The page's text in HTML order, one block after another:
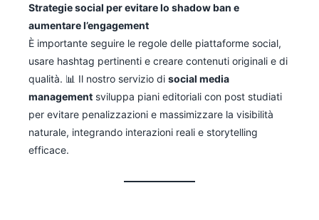
Strategie social per evitare lo shadow ban e
aumentare l’engagement
È importante seguire le regole delle piattaforme social,
usare hashtag pertinenti e creare contenuti originali e di
qualità. 📊 Il nostro servizio di social media
management sviluppa piani editoriali con post studiati
per evitare penalizzazioni e massimizzare la visibilità
naturale, integrando interazioni reali e storytelling
efficace.